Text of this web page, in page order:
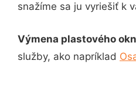
snažíme sa ju vyriešiť k
Výmena plastového
služby, ako napríklad